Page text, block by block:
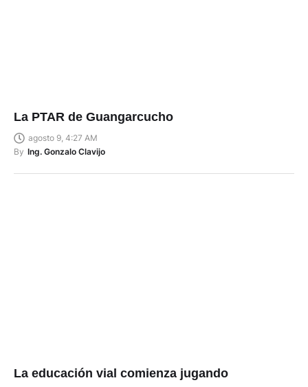
La PTAR de Guangarcucho
agosto 9, 4:27 AM
By Ing. Gonzalo Clavijo
La educación vial comienza jugando